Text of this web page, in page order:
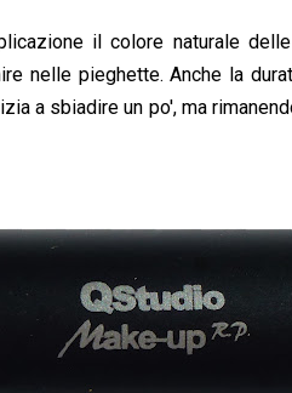
il colore naturale
nelle pieghette. Anche la
a sbiadire un po', ma